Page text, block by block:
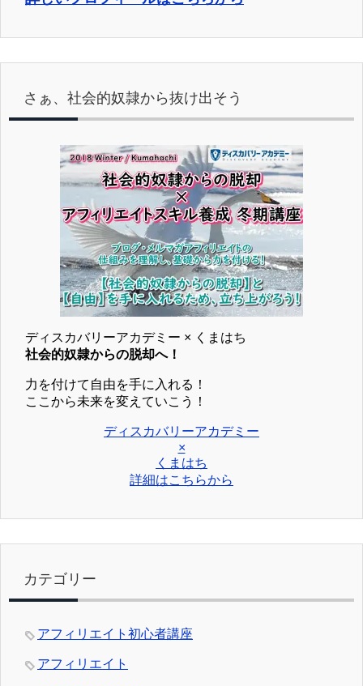
さぁ、社会的奴隷から抜け出そう
ディスカバリーアカデミー × くまはち
社会的奴隷からの脱却へ！
力を付けて自由を手に入れる！
ここから未来を変えていこう！
ディスカバリーアカデミー
×
くまはち
詳細はこちらから
カテゴリー
アフィリエイト初心者講座
アフィリエイト